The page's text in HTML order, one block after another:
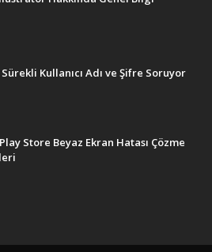
Kullanıcı Adı ve Şifre Soruyor
Store Beyaz Ekran Hatası Çözme